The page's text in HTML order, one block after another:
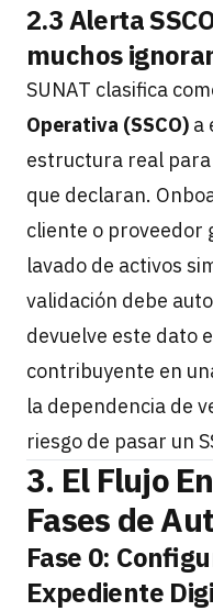
2.3 Alerta
muchos
SUNAT clasifica
Operativa (SSCO) a
estructura real
que declaran.
cliente o proveedor
lavado de activos
validación debe
devuelve este dato
contribuyente en
la dependencia de
riesgo de pasar un
3. El Flujo
Fases de
Fase 0:
Expediente